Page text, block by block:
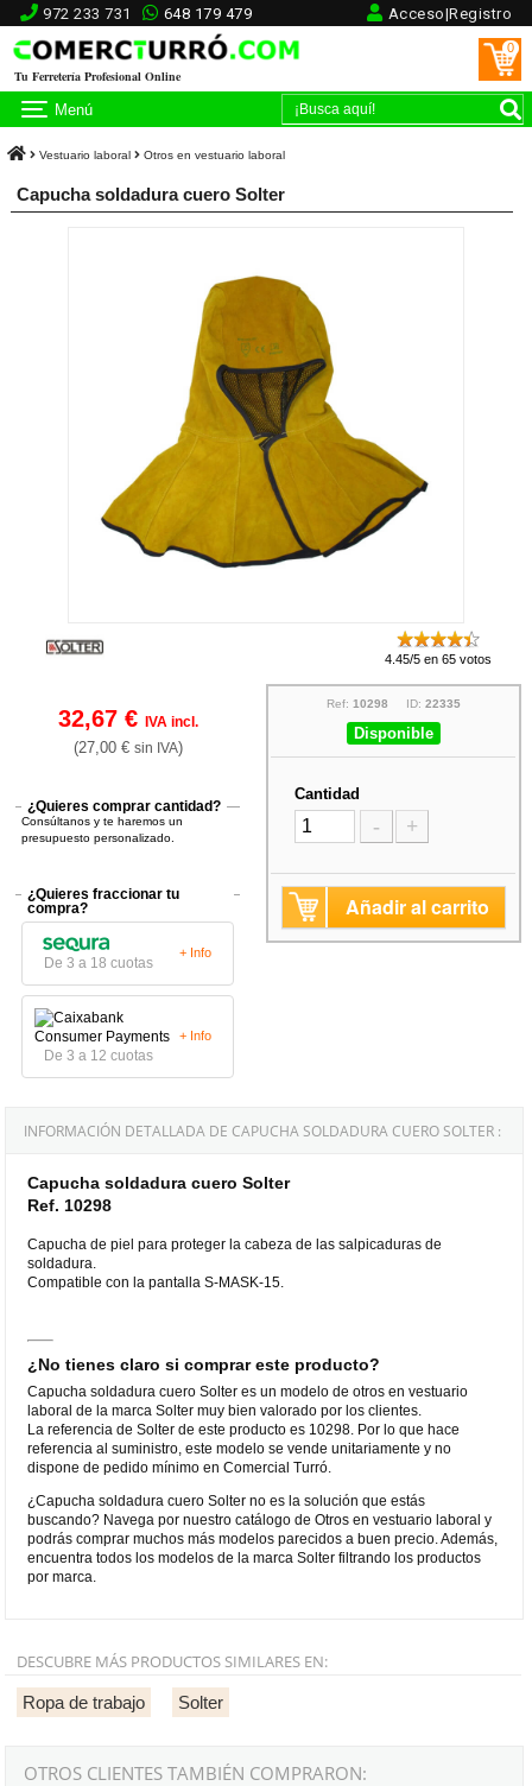
972 233 731 648 179 479 Acceso|Registro
Tu Ferretería Profesional Online
0
Menú
Vestuario laboral Otros en vestuario laboral
Capucha soldadura cuero Solter
4.45/5 en 65 votos
32,67 € IVA incl.
(27,00 € sin IVA)
¿Quieres comprar cantidad?
Consúltanos y te haremos un
presupuesto personalizado.
¿Quieres fraccionar tu
compra?
De 3 a 18 cuotas
+ Info
De 3 a 12 cuotas
+ Info
Ref: 10298 ID: 22335
Disponible
Cantidad
- +
Añadir al carrito
INFORMACIÓN DETALLADA DE CAPUCHA SOLDADURA CUERO SOLTER :
Capucha soldadura cuero Solter
Ref. 10298
Capucha de piel para proteger la cabeza de las salpicaduras de
soldadura.
Compatible con la pantalla S-MASK-15.
¿No tienes claro si comprar este producto?
Capucha soldadura cuero Solter es un modelo de otros en vestuario
laboral de la marca Solter muy bien valorado por los clientes.
La referencia de Solter de este producto es 10298. Por lo que hace
referencia al suministro, este modelo se vende unitariamente y no
dispone de pedido mínimo en Comercial Turró.
¿Capucha soldadura cuero Solter no es la solución que estás
buscando? Navega por nuestro catálogo de Otros en vestuario laboral y
podrás comprar muchos más modelos parecidos a buen precio. Además,
encuentra todos los modelos de la marca Solter filtrando los productos
por marca.
DESCUBRE MÁS PRODUCTOS SIMILARES EN:
Ropa de trabajo Solter
OTROS CLIENTES TAMBIÉN COMPRARON: